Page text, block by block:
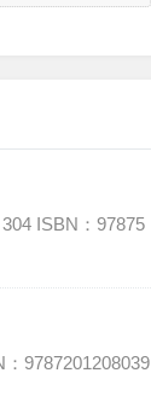
ISBN：97875
9787201208039